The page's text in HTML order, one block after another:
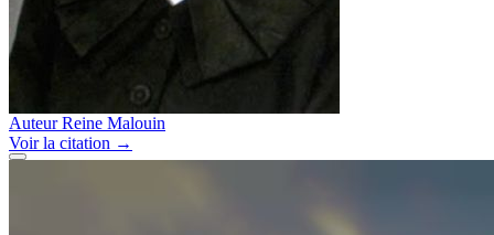
Auteur Reine Malouin
Voirla citation →